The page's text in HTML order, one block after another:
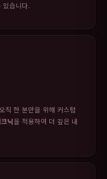
있습니다.
직 한 분만을 위해 커스텀
닉을 적용하여 더 깊은 내